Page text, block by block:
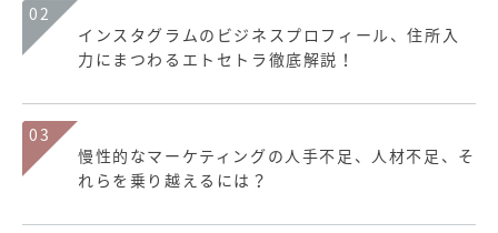
02
インスタグラムのビジネスプロフィール、住所入
力にまつわるエトセトラ徹底解説！
03
慢性的なマーケティングの人手不足、人材不足、そ
れらを乗り越えるには？